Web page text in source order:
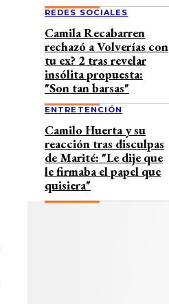
REDES SOCIALES
Camila Recabarren
rechazó a Volverías con
tu ex? 2 tras revelar
insólita propuesta:
"Son tan barsas"
ENTRETENCIÓN
Camilo Huerta y su
reacción tras disculpas
de Marité: "Le dije que
le firmaba el papel que
quisiera"